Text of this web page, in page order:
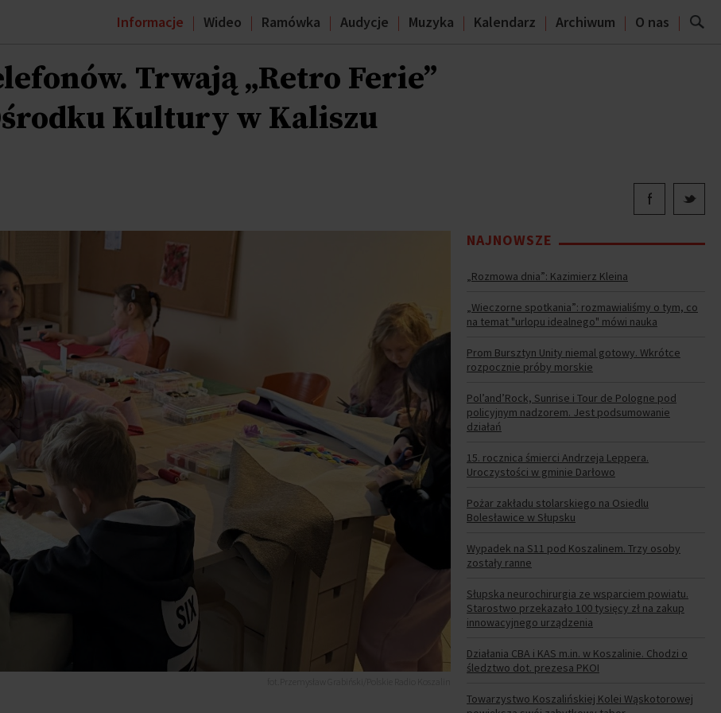
Informacje Wideo Ramówka Audycje Muzyka Kalendarz Archiwum O nas
Trwają „Retro Ferie”
Kultury w Kaliszu
NAJNOWSZE
„Rozmowa dnia”: Kazimierz Kleina
„Wieczorne spotkania”: rozmawialiśmy o tym, co
na temat "urlopu idealnego" mówi nauka
Prom Bursztyn Unity niemal gotowy. Wkrótce
rozpocznie próby morskie
Pol’and’Rock, Sunrise i Tour de Pologne pod
policyjnym nadzorem. Jest podsumowanie
działań
15. rocznica śmierci Andrzeja Leppera.
Uroczystości w gminie Darłowo
Pożar zakładu stolarskiego na Osiedlu
Bolesławice w Słupsku
Wypadek na S11 pod Koszalinem. Trzy osoby
zostały ranne
Słupska neurochirurgia ze wsparciem powiatu.
Starostwo przekazało 100 tysięcy zł na zakup
innowacyjnego urządzenia
Działania CBA i KAS m.in. w Koszalinie. Chodzi o
śledztwo dot. prezesa PKOI
Towarzystwo Koszalińskiej Kolei Wąskotorowej